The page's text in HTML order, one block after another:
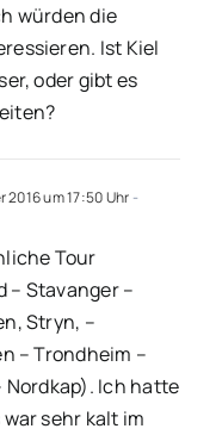
würden die
Ist Kiel
oder gibt es
2016 um 17:50 Uhr-
Tour
Stavanger –
Stryn, –
– Trondheim –
Nordkap). Ich hatte
sehr kalt im